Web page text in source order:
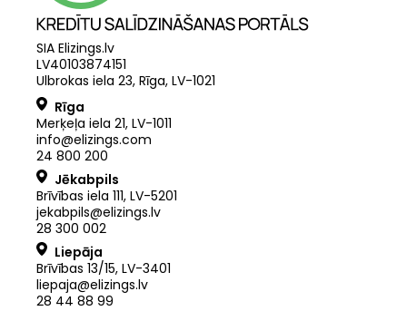
SIA Elizings.lv
LV40103874151
Ulbrokas iela 23, Rīga, LV-1021
Rīga
Merķeļa iela 21, LV-1011
info@elizings.com
24 800 200
Jēkabpils
Brīvības iela 111, LV-5201
jekabpils@elizings.lv
28 300 002
Liepāja
Brīvības 13/15, LV-3401
liepaja@elizings.lv
28 44 88 99